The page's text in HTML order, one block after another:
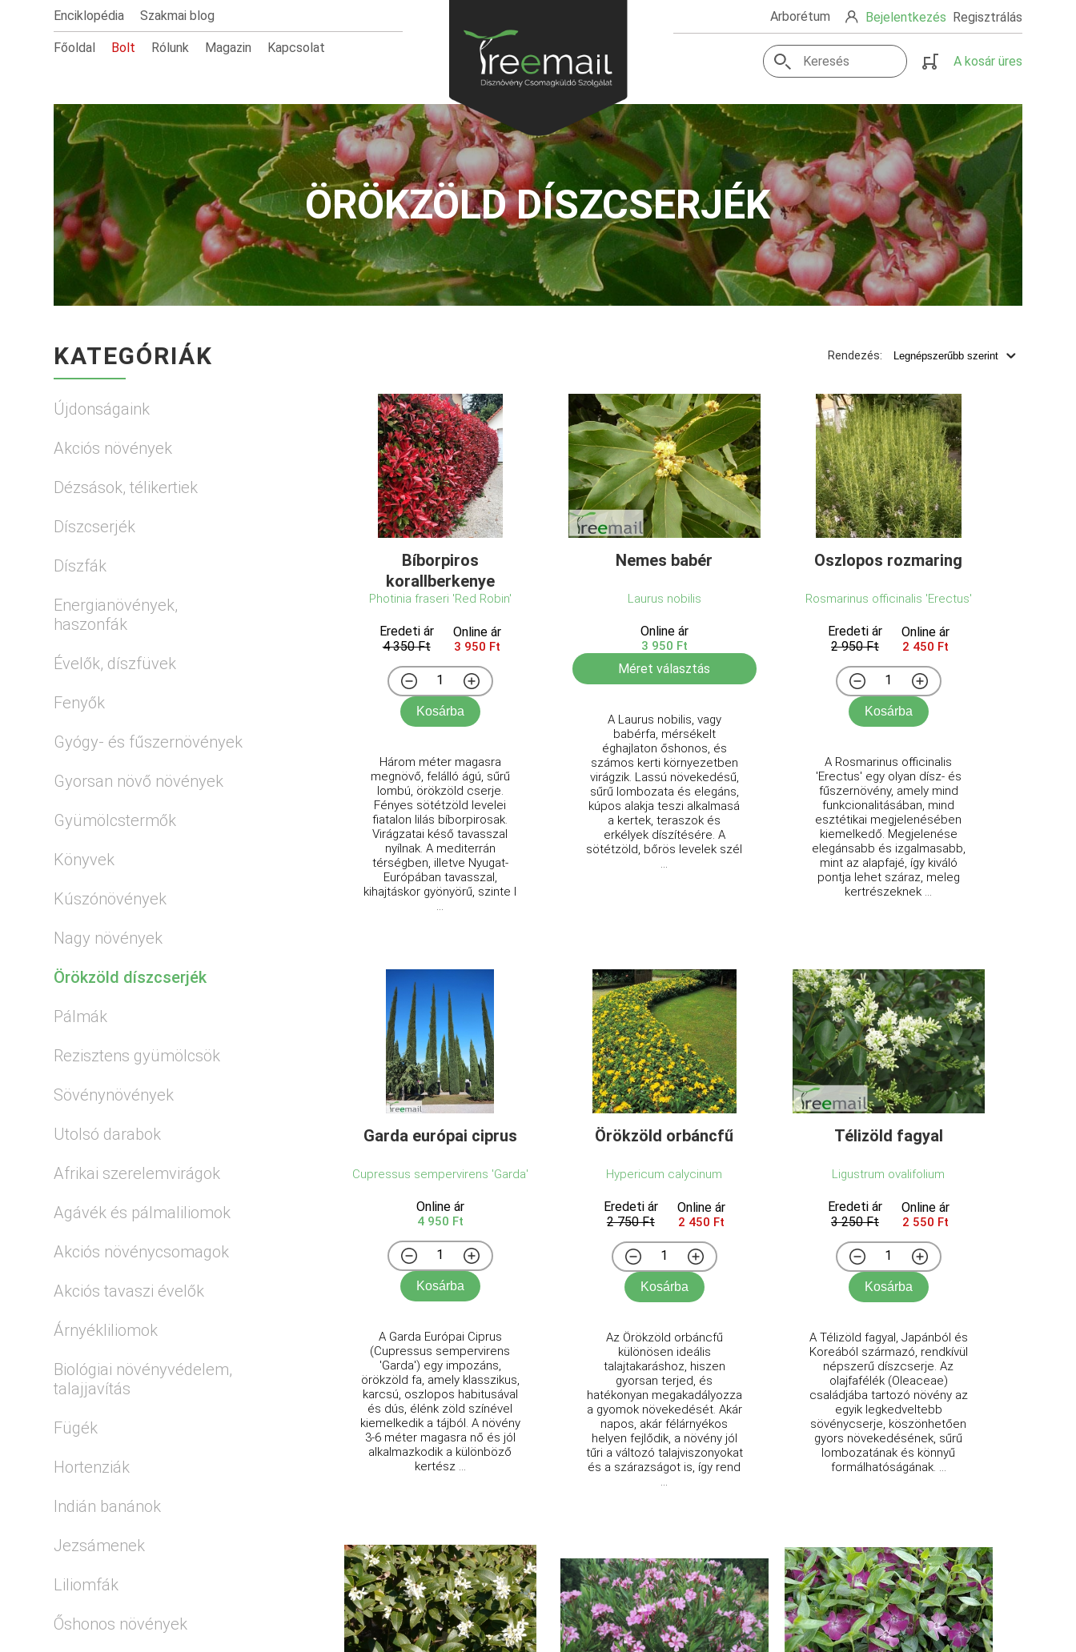
Enciklopédia Szakmai blog
Főoldal Bolt Rólunk Magazin Kapcsolat
Arborétum Bejelentkezés Regisztrálás
A kosár üres
ÖRÖKZÖLD DÍSZCSERJÉK
KATEGÓRIÁK
Újdonságaink
Akciós növények
Dézsások, télikertiek
Díszcserjék
Díszfák
Energianövények,
haszonfák
Évelők, díszfüvek
Fenyők
Gyógy- és fűszernövények
Gyorsan növő növények
Gyümölcstermők
Könyvek
Kúszónövények
Nagy növények
Örökzöld díszcserjék
Pálmák
Rezisztens gyümölcsök
Sövénynövények
Utolsó darabok
Afrikai szerelemvirágok
Agávék és pálmaliliomok
Akciós növénycsomagok
Akciós tavaszi évelők
Árnyékliliomok
Biológiai növényvédelem,
talajjavítás
Fügék
Hortenziák
Indián banánok
Jezsámenek
Liliomfák
Őshonos növények
Rendezés:
Bíborpiros
korallberkenye
Photinia fraseri 'Red Robin'
Eredeti ár
4 350 Ft
Online ár
3 950 Ft
Kosárba
Három méter magasra
megnövő, felálló ágú, sűrű
lombú, örökzöld cserje.
Fényes sötétzöld levelei
fiatalon lilás bíborpirosak.
Virágzatai késő tavasszal
nyílnak. A mediterrán
térségben, illetve Nyugat-
Európában tavasszal,
kihajtáskor gyönyörű, szinte l
...
Nemes babér
Laurus nobilis
Online ár
3 950 Ft
Méret választás
A Laurus nobilis, vagy
babérfa, mérsékelt
éghajlaton őshonos, és
számos kerti környezetben
virágzik. Lassú növekedésű,
sűrű lombozata és elegáns,
kúpos alakja teszi alkalmasá
a kertek, teraszok és
erkélyek díszítésére. A
sötétzöld, bőrös levelek szél
...
Oszlopos rozmaring
Rosmarinus officinalis 'Erectus'
Eredeti ár
2 950 Ft
Online ár
2 450 Ft
Kosárba
A Rosmarinus officinalis
'Erectus' egy olyan dísz- és
fűszernövény, amely mind
funkcionalitásában, mind
esztétikai megjelenésében
kiemelkedő. Megjelenése
elegánsabb és izgalmasabb,
mint az alapfajé, így kiváló
pontja lehet száraz, meleg
kertrészeknek ...
Garda európai ciprus
Cupressus sempervirens 'Garda'
Online ár
4 950 Ft
Kosárba
A Garda Európai Ciprus
(Cupressus sempervirens
'Garda') egy impozáns,
örökzöld fa, amely klasszikus,
karcsú, oszlopos habitusával
és dús, élénk zöld színével
kiemelkedik a tájból. A növény
3-6 méter magasra nő és jól
alkalmazkodik a különböző
kertész ...
Örökzöld orbáncfű
Hypericum calycinum
Eredeti ár
2 750 Ft
Online ár
2 450 Ft
Kosárba
Az Örökzöld orbáncfű
különösen ideális
talajtakaráshoz, hiszen
gyorsan terjed, és
hatékonyan megakadályozza
a gyomok növekedését. Akár
napos, akár félárnyékos
helyen fejlődik, a növény jól
tűri a változó talajviszonyokat
és a szárazságot is, így rend
...
Télizöld fagyal
Ligustrum ovalifolium
Eredeti ár
3 250 Ft
Online ár
2 550 Ft
Kosárba
A Télizöld fagyal, Japánból és
Koreából származó, rendkívül
népszerű díszcserje. Az
olajfafélék (Oleaceae)
családjába tartozó növény az
egyik legkedveltebb
sövénycserje, köszönhetően
gyors növekedésének, sűrű
lombozatának és könnyű
formálhatóságának. ...